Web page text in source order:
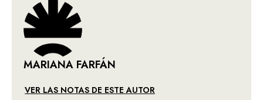
MARIANA FARFÁN
VER LAS NOTAS DE ESTE AUTOR